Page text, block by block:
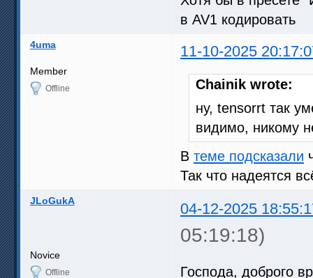
в AV1 кодировать
4uma 11-10-2025
Member
Offline
Chainik wrote:
ну, tensorrt так
видимо, никому
В теме подсказали
Так что надеятся
JLoGukA 04-12-2025
05:19:18)
Novice
Offline
Господа, доброго